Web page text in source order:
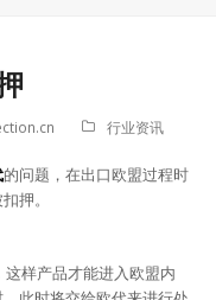
行业资讯
的问题，在出口欧盟过程时
押。
这样产品才能进入欧盟内